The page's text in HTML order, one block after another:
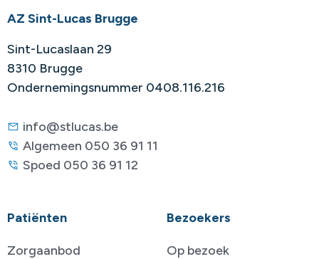
AZ Sint-Lucas Brugge
Sint-Lucaslaan 29
8310 Brugge
Ondernemingsnummer 0408.116.216
info@stlucas.be
Algemeen 050 36 91 11
Spoed 050 36 91 12
Patiënten
Zorgaanbod
Bezoekers
Op bezoek